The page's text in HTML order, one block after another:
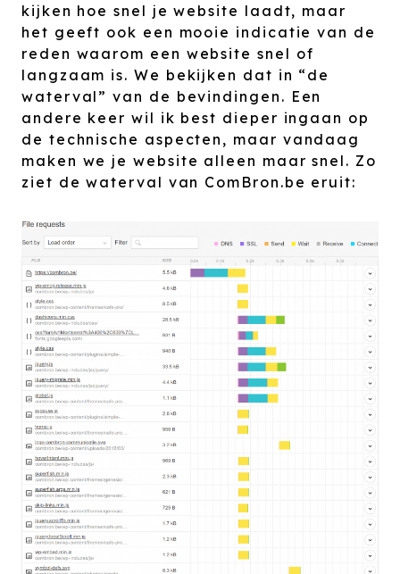
kijken hoe snel je website laadt, maar
het geeft ook een mooie indicatie van de
reden waarom een website snel of
langzaam is. We bekijken dat in “de
waterval” van de bevindingen. Een
andere keer wil ik best dieper ingaan op
de technische aspecten, maar vandaag
maken we je website alleen maar snel. Zo
ziet de waterval van ComBron.be eruit: